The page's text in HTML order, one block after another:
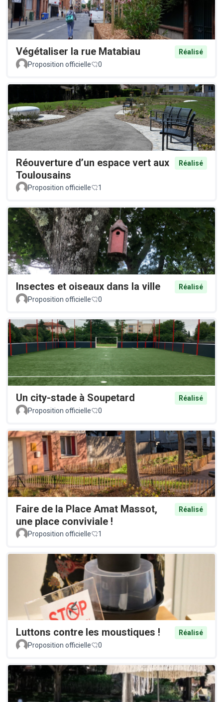
Végétaliser la rue Matabiau
Réalisé
Proposition officielle
0
Réouverture d’un espace vert aux
Toulousains
Réalisé
Proposition officielle 1
Insectes et oiseaux dans la ville
Réalisé
Proposition officielle
0
Un city-stade à Soupetard
Réalisé
Proposition officielle
0
Faire de la Place Amat Massot,
une place conviviale !
Réalisé
Proposition officielle 1
Luttons contre les moustiques !
Réalisé
Proposition officielle
0